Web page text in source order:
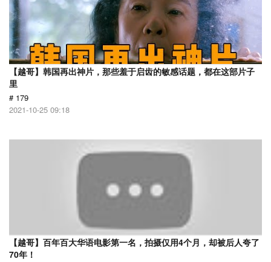
【越哥】韩国再出神片，那些羞于启齿的敏感话题，都在这部片子
里
# 179
2021-10-25 09:18
【越哥】百年百大华语电影第一名，拍摄仅用4个月，却被后人夸了
70年！